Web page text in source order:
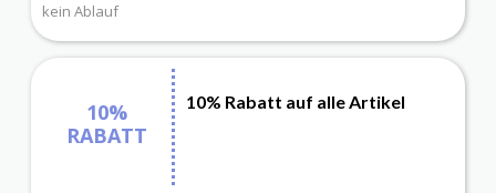
kein Ablauf
10%
RABATT
10% Rabatt auf alle Artikel